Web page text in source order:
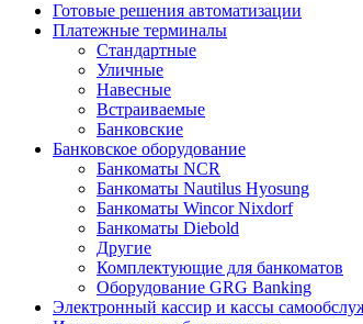
Готовые решения автоматизации
Платежные терминалы
Стандартные
Уличные
Навесные
Встраиваемые
Банковские
Банковское оборудование
Банкоматы NCR
Банкоматы Nautilus Hyosung
Банкоматы Wincor Nixdorf
Банкоматы Diebold
Другие
Комплектующие для банкоматов
Оборудование GRG Banking
Электронный кассир и кассы